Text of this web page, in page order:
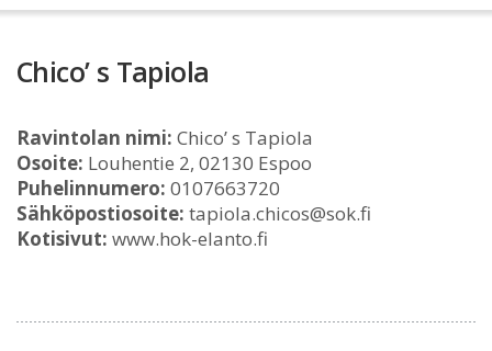
Chico’ s Tapiola
Ravintolan nimi: Chico’ s Tapiola
Osoite: Louhentie 2, 02130 Espoo
Puhelinnumero: 0107663720
Sähköpostiosoite: tapiola.chicos@sok.fi
Kotisivut: www.hok-elanto.fi